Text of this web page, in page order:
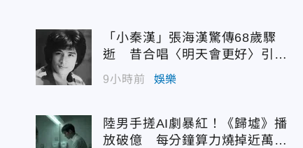
「小秦漢」張海漢驚傳68歲驟
逝 昔合唱〈明天會更好〉引追
憶
9小時前 娛樂
陸男手搓AI劇暴紅！《歸墟》播
放破億 每分鐘算力燒掉近萬台